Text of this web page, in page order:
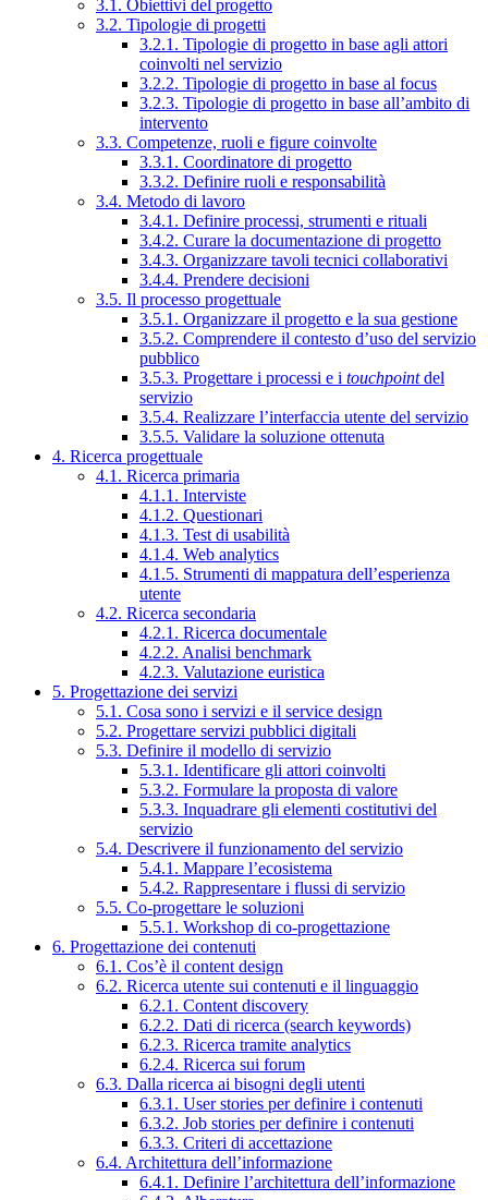
3.1. Obiettivi del progetto
3.2. Tipologie di progetti
3.2.1. Tipologie di progetto in base agli attori
coinvolti nel servizio
3.2.2. Tipologie di progetto in base al focus
3.2.3. Tipologie di progetto in base all’ambito di
intervento
3.3. Competenze, ruoli e figure coinvolte
3.3.1. Coordinatore di progetto
3.3.2. Definire ruoli e responsabilità
3.4. Metodo di lavoro
3.4.1. Definire processi, strumenti e rituali
3.4.2. Curare la documentazione di progetto
3.4.3. Organizzare tavoli tecnici collaborativi
3.4.4. Prendere decisioni
3.5. Il processo progettuale
3.5.1. Organizzare il progetto e la sua gestione
3.5.2. Comprendere il contesto d’uso del servizio
pubblico
3.5.3. Progettare i processi e i touchpointdel
servizio
3.5.4. Realizzare l’interfaccia utente del servizio
3.5.5. Validare la soluzione ottenuta
4. Ricerca progettuale
4.1. Ricerca primaria
4.1.1. Interviste
4.1.2. Questionari
4.1.3. Test di usabilità
4.1.4. Web analytics
4.1.5. Strumenti di mappatura dell’esperienza
utente
4.2. Ricerca secondaria
4.2.1. Ricerca documentale
4.2.2. Analisi benchmark
4.2.3. Valutazione euristica
5. Progettazione dei servizi
5.1. Cosa sono i servizi e il service design
5.2. Progettare servizi pubblici digitali
5.3. Definire il modello di servizio
5.3.1. Identificare gli attori coinvolti
5.3.2. Formulare la proposta di valore
5.3.3. Inquadrare gli elementi costitutivi del
servizio
5.4. Descrivere il funzionamento del servizio
5.4.1. Mappare l’ecosistema
5.4.2. Rappresentare i flussi di servizio
5.5. Co-progettare le soluzioni
5.5.1. Workshop di co-progettazione
6. Progettazione dei contenuti
6.1. Cos’è il content design
6.2. Ricerca utente sui contenuti e il linguaggio
6.2.1. Content discovery
6.2.2. Dati di ricerca (search keywords)
6.2.3. Ricerca tramite analytics
6.2.4. Ricerca sui forum
6.3. Dalla ricerca ai bisogni degli utenti
6.3.1. User stories per definire i contenuti
6.3.2. Job stories per definire i contenuti
6.3.3. Criteri di accettazione
6.4. Architettura dell’informazione
6.4.1. Definire l’architettura dell’informazione